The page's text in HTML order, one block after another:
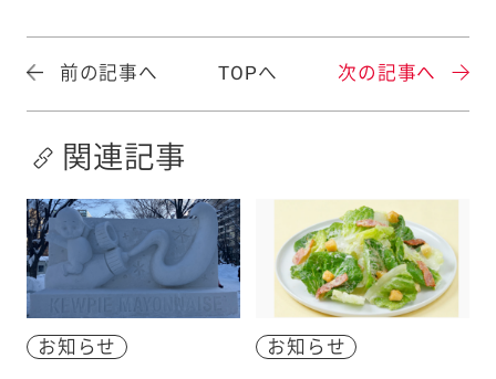
前の記事へ TOPへ 次の記事へ
関連記事
お知らせ
お知らせ